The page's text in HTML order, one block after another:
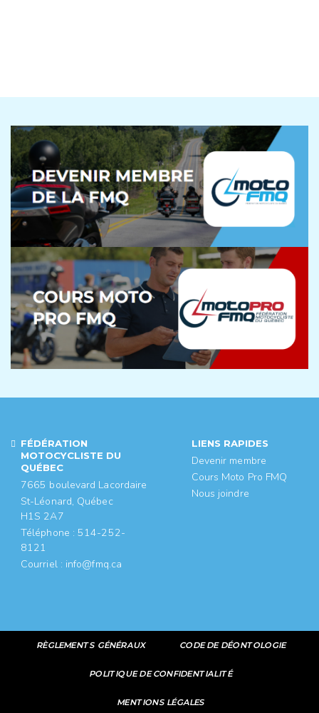
FÉDÉRATION
MOTOCYCLISTE DU
QUÉBEC
7665 boulevard Lacordaire
St-Léonard, Québec
H1S 2A7
Téléphone : 514-252-
8121
Courriel : info@fmq.ca
LIENS RAPIDES
Devenir membre
Cours Moto Pro FMQ
Nous joindre
RÈGLEMENTS GÉNÉRAUX CODE DE DÉONTOLOGIE
POLITIQUE DE CONFIDENTIALITÉ
MENTIONS LÉGALES